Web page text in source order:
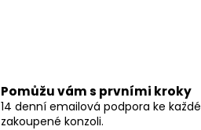
Pomůžu vám s prvními kroky
14 denní emailová podpora ke každé
zakoupené konzoli.